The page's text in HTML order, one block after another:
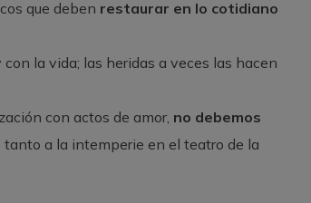
que deben restaurar en lo cotidiano
la vida; las heridas a veces las hacen
con actos de amor, no debemos
a la intemperie en el teatro de la